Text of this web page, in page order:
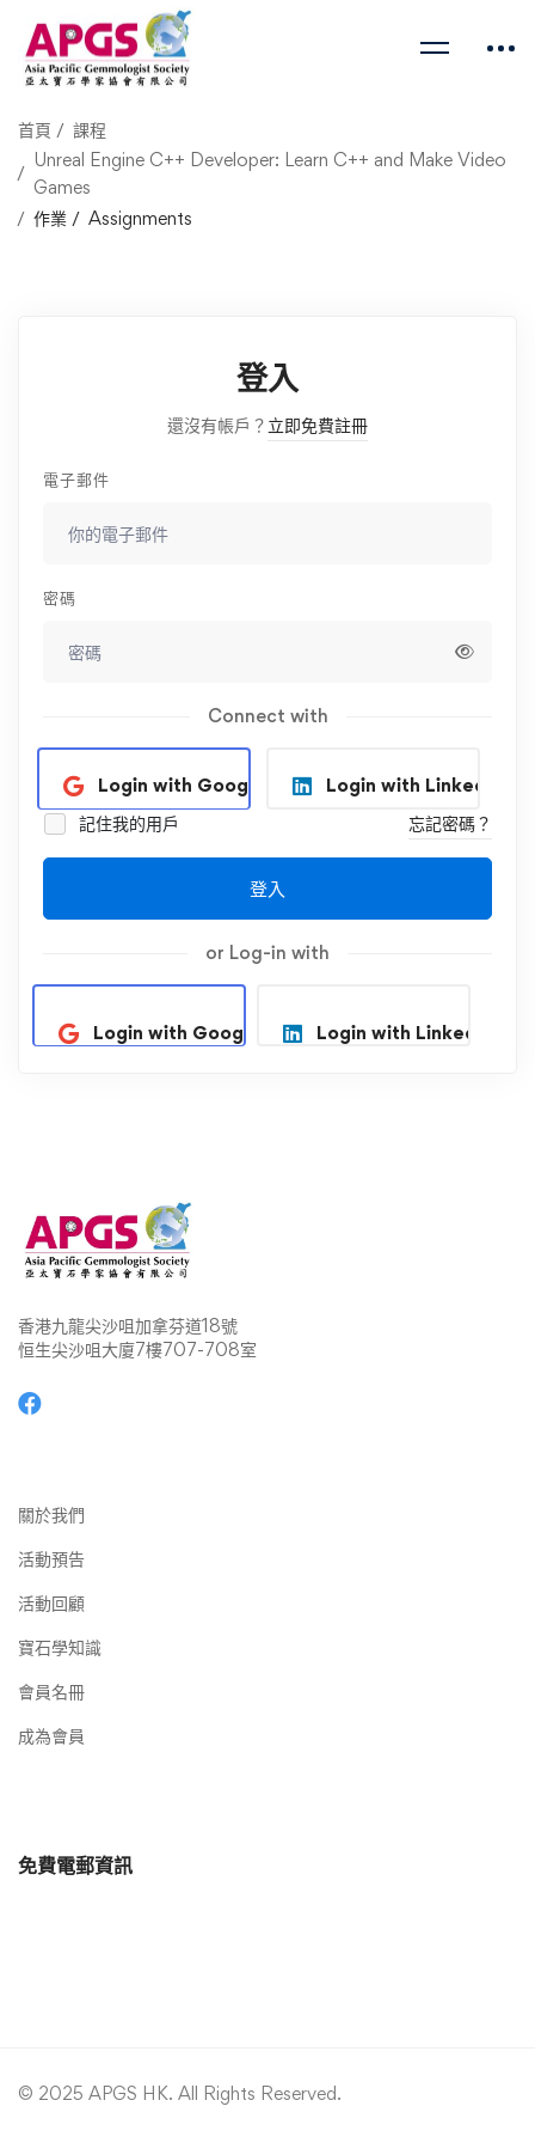
首頁
課程
Unreal Engine C++ Developer: Learn C++ and Make Video
Games
作業
Assignments
登入
還沒有帳戶？ 立即免費註冊
電子郵件
密碼
Connect with
Login with Google
Login with Linkedin
記住我的用戶
忘記密碼？
登入
or Log-in with
Login with Google Login with Linkedin
香港九龍尖沙咀加拿芬道18號
恒生尖沙咀大廈7樓707-708室
關於我們
活動預告
活動回顧
寶石學知識
會員名冊
成為會員
免費電郵資訊
© 2025 APGS HK. All Rights Reserved.